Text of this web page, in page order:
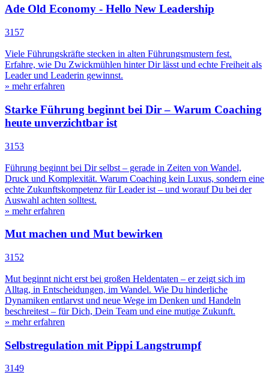
Ade Old Economy - Hello New Leadership
3157
Viele Führungskräfte stecken in alten Führungsmustern fest.
Erfahre, wie Du Zwickmühlen hinter Dir lässt und echte Freiheit als
Leader und Leaderin gewinnst.
» mehr erfahren
Starke Führung beginnt bei Dir – Warum Coaching
heute unverzichtbar ist
3153
Führung beginnt bei Dir selbst – gerade in Zeiten von Wandel,
Druck und Komplexität. Warum Coaching kein Luxus, sondern eine
echte Zukunftskompetenz für Leader ist – und worauf Du bei der
Auswahl achten solltest.
» mehr erfahren
Mut machen und Mut bewirken
3152
Mut beginnt nicht erst bei großen Heldentaten – er zeigt sich im
Alltag, in Entscheidungen, im Wandel. Wie Du hinderliche
Dynamiken entlarvst und neue Wege im Denken und Handeln
beschreitest – für Dich, Dein Team und eine mutige Zukunft.
» mehr erfahren
Selbstregulation mit Pippi Langstrumpf
3149